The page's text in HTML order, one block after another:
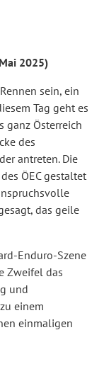
2025)
sein, ein
Tag geht es
ganz Österreich
des
antreten. Die
ÖEC gestaltet
das geile
Enduro-Szene
Zweifel das
und
einem
einmaligen